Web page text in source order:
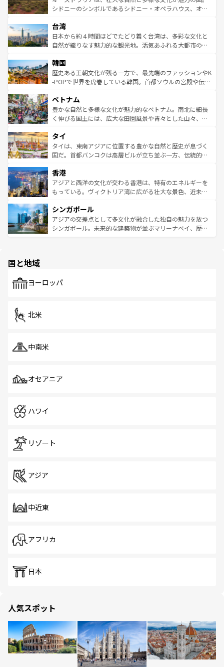
しみながら、その多様性と豊かな歴史を感じることができ
ならではの贅沢な旅のスタイルだ。 なお、新着のアメリカ
情報はコンテンツ一覧を参照してほしい。
おすすめ。エメラルドグリーンに輝く海をはじめ、豊かな
れるおもてなしの心で訪れる人々を迎えてくれるハワイの
人々、おいしいローカルフードやハワイアンミュージッ
ク、伝統的なフラダンスなど、すべてがハワイの魅力を彩
ワイを、存分に味わってほしい。 なお、新着のハワイ情報
はコンテンツ一覧を参照してほしい。
シドニーのシンボルであるシドニー・オペラハウス、オー
リアリーフや大陸中央部にそびえるウルル（エアーズロッ
ク）、タスマニアの美しい原生林やケアンズの熱帯雨林な
ど、見どころがたくさん。また、カフェやワイン、オージ
いる。アクティビティも充実しており、サーフィンやダイ
ビング、ハイキングなど、アウトドア好きにはたまらな
い。オーストラリアの多彩な魅力を存分に味わいつくそ
参照してほしい。
台湾
日本から約４時間ほどでたどり着く台湾は、多彩な文化と
自然が織りなす魅力的な観光地。活気あふれる大都市の台
ン）、静ひつな山岳地帯である台湾東部など、都市の喧騒
と山間の静けさが共存しており、訪れる人に新しい発見と
驚きをもたらしてくれる。また、奥深い台湾の食文化も魅
容にもいいと評判のスイーツなど、バラエティ豊かな料理
が味わえる。 なお、新着の台湾情報は コンテンツ一覧を参
照してほしい。
韓国
歴史ある王朝文化が残る一方で、最先端のファッションやK
-POPで世界を席巻している韓国。首都ソウルの宮殿や伝統
き、地方に足を延ばせば四季折々の自然美を楽しむことが
できる。そして、キムチや焼肉、絶品のストリートフード
まで、さまざまな韓国料理が待っている。夜には、韓国な
リティに包まれながら、韓国の多彩な魅力を心ゆくまで味
わってみてほしい。 なお、新着の韓国情報はコンテンツ一
覧を参照してほしい。
ベトナム
豊かな自然と多様な文化が魅力的なベトナム。南北に細長
く伸びる国土には、広大な田園風景や青々とした山々、世
急速な発展と共に伝統が息づく。ハノイの古い町並みやホ
ーチミン市のフランス統治時代の建物も、独特の雰囲気を
醸し出している。また、バラエティの豊かさとおいしさで
とつ。フォーやバインミー、ベトナムコーヒーなどは、ぜ
ひ現地で味わいたい。どの地域を訪れてもあたたかい人々
が旅行者を迎えてくれるので、きっと忘れられない旅にな
参照してほしい。
タイ
タイは、東南アジアに位置する豊かな自然と歴史が息づく
国だ。首都バンコクは高層ビルが立ち並ぶ一方、伝統的な
の活気が交差している。北部ではチェンマイなどの山岳地
帯で自然と触れ合い、南部ではプーケットやクラビの美し
いビーチでリゾート気分を楽しむことができる。タイ料理
激する。気候は一年中温暖で、どの季節にも異なる楽しみ
が待っている。親しみやすいタイの人々、仏教を中心とし
た文化、そして多様な観光資源が、訪れる旅人を魅了し続
香港
アジアと西洋の文化が交わる香港は、特有のエネルギーを
もっている。ヴィクトリア湾に広がる壮大な景色、近未来
み、どこを訪れても感動するはず。観光スポットが密集し
ており、効率よく見どころを回れるのも魅力。息をのむよ
うな絶景から文化的な体験まで、香港を存分に楽しみ尽く
シンガポール
アジアの交差点として多文化が融合した独自の魅力を放つ
シンガポール。未来的な建築物が並ぶマリーナベイ、歴史
で、ホーカーズは地元の風情を楽しめる外せないスポット
国と地域
ヨーロッパ
北米
中南米
オセアニア
ハワイ
リゾート
アジア
中近東
アフリカ
日本
人気スポット